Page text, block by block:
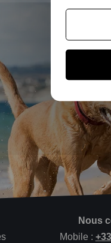
Nous
Mobile :